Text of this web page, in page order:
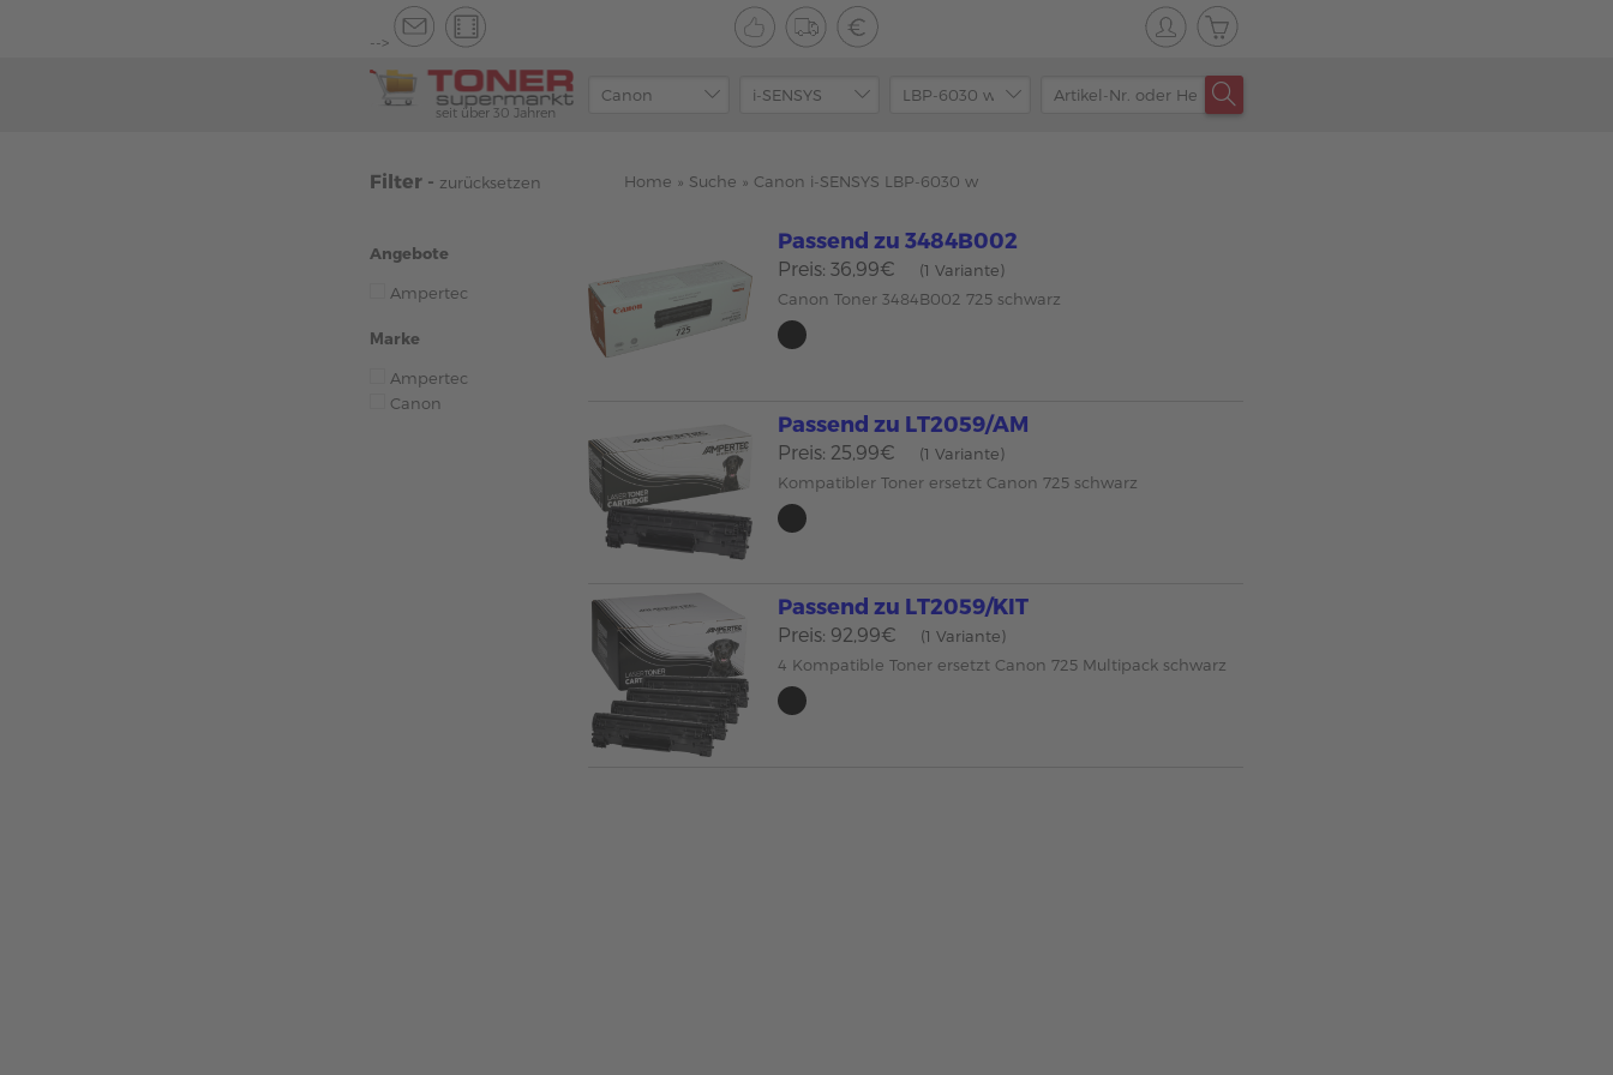
-->
seit über 30 Jahren
Filter - zurücksetzen
Angebote
Ampertec
Marke
Ampertec
Canon
Home » Suche » Canon i-SENSYS LBP-6030 w
Passend zu 3484B002
Preis: 36,99€
(1 Variante)
Canon Toner 3484B002 725 schwarz
Passend zu LT2059/AM
Preis: 25,99€
(1 Variante)
Kompatibler Toner ersetzt Canon 725 schwarz
Passend zu LT2059/KIT
Preis: 92,99€
(1 Variante)
4 Kompatible Toner ersetzt Canon 725 Multipack schwarz